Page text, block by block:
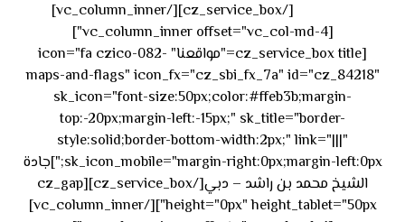
[/cz_service_box][/vc_column_inner]
[vc_column_inner offset="vc_col-md-4"]
[cz_service_box title="مواقعنا" icon="fa czico-082-
maps-and-flags" icon_fx="cz_sbi_fx_7a" id="cz_84218"
sk_icon="font-size:50px;color:#ffeb3b;margin-
top:-20px;margin-left:-15px;" sk_title="border-
style:solid;border-bottom-width:2px;" link="|||"
sk_icon_mobile="margin-right:0px;margin-left:0px;"]جادة
الشيخ محمد بن راشد – دبي[/cz_service_box][cz_gap
height="0px" height_tablet="50px"][/vc_column_inner]